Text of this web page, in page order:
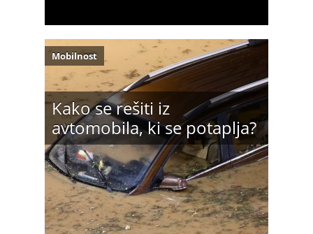
Kako se rešiti iz
avtomobila, ki se potaplja?
Mobilnost